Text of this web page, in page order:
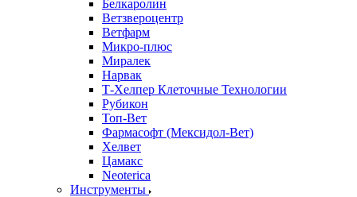
Белкаролин
Ветзвероцентр
Ветфарм
Микро-плюс
Миралек
Нарвак
Т-Хелпер Клеточные Технологии
Рубикон
Топ-Вет
Фармасофт (Мексидол-Вет)
Хелвет
Цамакс
Neoterica
Инструменты